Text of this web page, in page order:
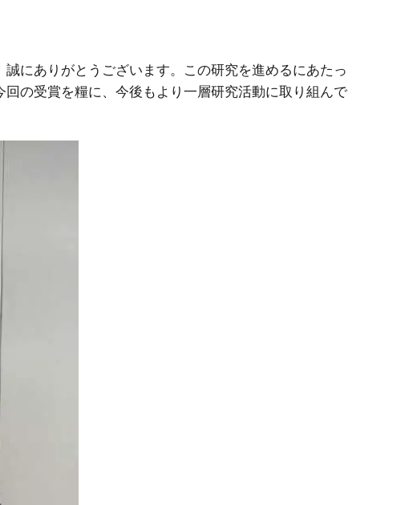
にありがとうございます。この研究を進めるにあたっ
の受賞を糧に、今後もより一層研究活動に取り組んで